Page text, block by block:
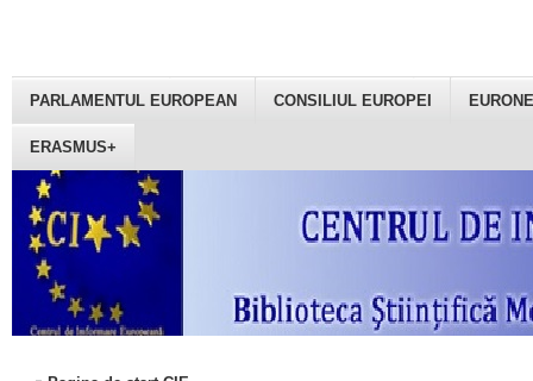
PARLAMENTUL EUROPEAN CONSILIUL EUROPEI
ERASMUS+